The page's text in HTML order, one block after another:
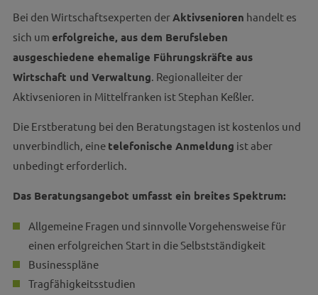
Bei den Wirtschaftsexperten derAktivsenioren handelt es
sich um erfolgreiche, aus dem Berufsleben
ausgeschiedene ehemalige Führungskräfte aus
Wirtschaft und Verwaltung. Regionalleiter der
Aktivsenioren in Mittelfranken ist Stephan Keßler.
Die Erstberatung bei den Beratungstagen ist kostenlos und
unverbindlich, eine telefonische Anmeldung ist aber
unbedingt erforderlich.
Das Beratungsangebot umfasst ein breites Spektrum:
Allgemeine Fragen und sinnvolle Vorgehensweise für
einen erfolgreichen Start in die Selbstständigkeit
Businesspläne
Tragfähigkeitsstudien